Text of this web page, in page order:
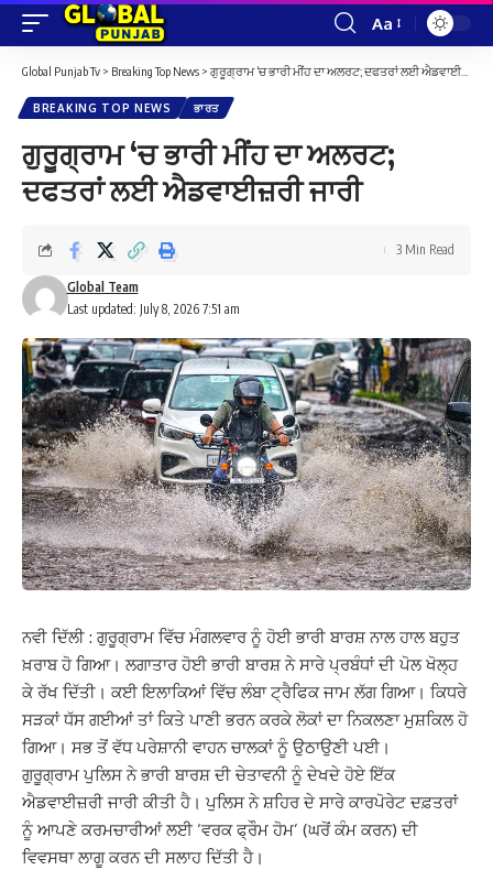
Font
Resizer
Aa
Global Punjab Tv > Breaking Top News > ਗੁਰੂਗ੍ਰਾਮ ‘ਚ ਭਾਰੀ ਮੀਂਹ ਦਾ ਅਲਰਟ; ਦਫਤਰਾਂ ਲਈ ਐਡਵਾਈਜ਼ਰੀ ਜਾਰੀ
BREAKING TOP NEWS ਭਾਰਤ
ਗੁਰੂਗ੍ਰਾਮ ‘ਚ ਭਾਰੀ ਮੀਂਹ ਦਾ ਅਲਰਟ;
ਦਫਤਰਾਂ ਲਈ ਐਡਵਾਈਜ਼ਰੀ ਜਾਰੀ
Last updated: July 8, 2026 7:51 am
Global Team
3 Min Read
ਨਵੀ ਦਿੱਲੀ : ਗੁਰੂਗ੍ਰਾਮ ਵਿੱਚ ਮੰਗਲਵਾਰ ਨੂੰ ਹੋਈ ਭਾਰੀ ਬਾਰਸ਼ ਨਾਲ ਹਾਲ ਬਹੁਤ
ਖ਼ਰਾਬ ਹੋ ਗਿਆ। ਲਗਾਤਾਰ ਹੋਈ ਭਾਰੀ ਬਾਰਸ਼ ਨੇ ਸਾਰੇ ਪ੍ਰਬੰਧਾਂ ਦੀ ਪੋਲ ਖੋਲ੍ਹ
ਕੇ ਰੱਖ ਦਿੱਤੀ। ਕਈ ਇਲਾਕਿਆਂ ਵਿੱਚ ਲੰਬਾ ਟ੍ਰੈਫਿਕ ਜਾਮ ਲੱਗ ਗਿਆ। ਕਿਧਰੇ
ਸੜਕਾਂ ਧੱਸ ਗਈਆਂ ਤਾਂ ਕਿਤੇ ਪਾਣੀ ਭਰਨ ਕਰਕੇ ਲੋਕਾਂ ਦਾ ਨਿਕਲਣਾ ਮੁਸ਼ਕਿਲ ਹੋ
ਗਿਆ। ਸਭ ਤੋਂ ਵੱਧ ਪਰੇਸ਼ਾਨੀ ਵਾਹਨ ਚਾਲਕਾਂ ਨੂੰ ਉਠਾਉਣੀ ਪਈ।
ਗੁਰੂਗ੍ਰਾਮ ਪੁਲਿਸ ਨੇ ਭਾਰੀ ਬਾਰਸ਼ ਦੀ ਚੇਤਾਵਨੀ ਨੂੰ ਦੇਖਦੇ ਹੋਏ ਇੱਕ
ਐਡਵਾਈਜ਼ਰੀ ਜਾਰੀ ਕੀਤੀ ਹੈ। ਪੁਲਿਸ ਨੇ ਸ਼ਹਿਰ ਦੇ ਸਾਰੇ ਕਾਰਪੋਰੇਟ ਦਫ਼ਤਰਾਂ
ਨੂੰ ਆਪਣੇ ਕਰਮਚਾਰੀਆਂ ਲਈ ‘ਵਰਕ ਫ੍ਰੌਮ ਹੋਮ’ (ਘਰੋਂ ਕੰਮ ਕਰਨ) ਦੀ
ਵਿਵਸਥਾ ਲਾਗੂ ਕਰਨ ਦੀ ਸਲਾਹ ਦਿੱਤੀ ਹੈ।